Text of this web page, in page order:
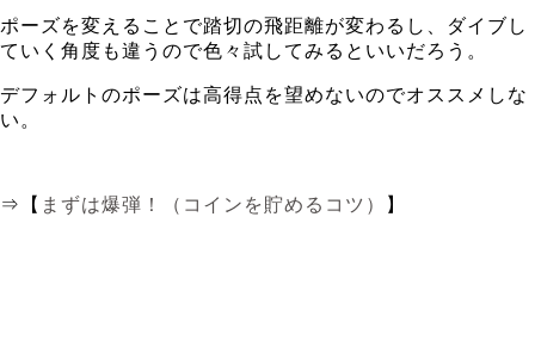
ポーズを変えることで踏切の飛距離が変わるし、ダイブし
ていく角度も違うので色々試してみるといいだろう。
デフォルトのポーズは高得点を望めないのでオススメしな
い。
⇒【 まずは爆弾！（コインを貯めるコツ） 】